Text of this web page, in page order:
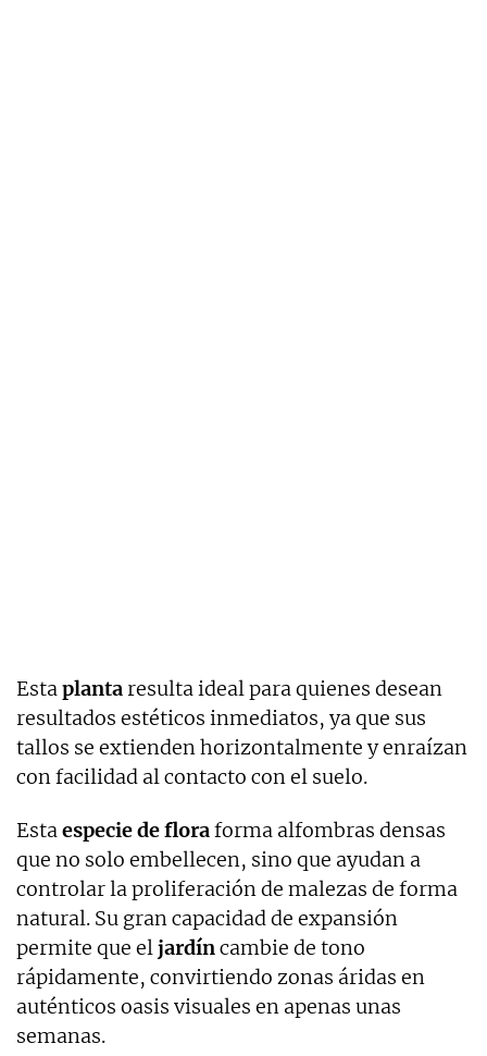
Estaplantaresulta ideal para quienes desean
resultados estéticos inmediatos, ya que sus
tallos se extienden horizontalmente y enraízan
con facilidad al contacto con el suelo.
Estaespecie de floraforma alfombras densas
que no solo embellecen, sino que ayudan a
controlar la proliferación de malezas de forma
natural. Su gran capacidad de expansión
permite que eljardíncambie de tono
rápidamente, convirtiendo zonas áridas en
auténticos oasis visuales en apenas unas
semanas.